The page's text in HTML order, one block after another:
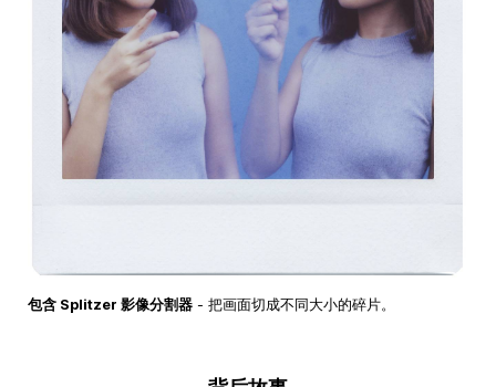
包含 Splitzer 影像分割器 - 把画面切成不同大小的碎片。